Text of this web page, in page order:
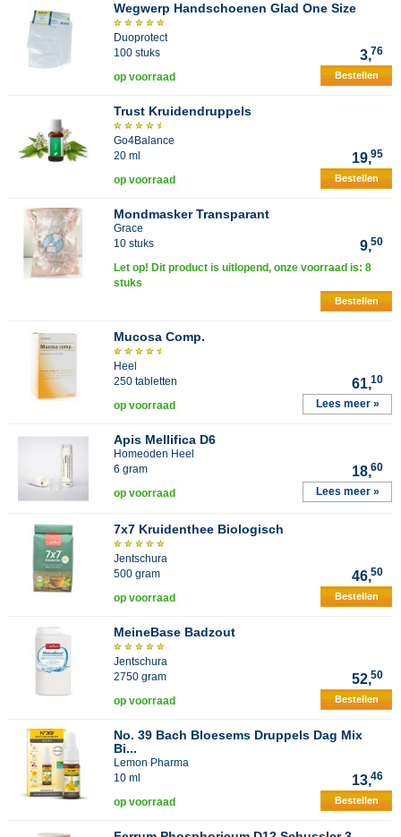
Wegwerp Handschoenen Glad One Size
Duoprotect
100 stuks
3,76
op voorraad Bestellen
Trust Kruidendruppels
Go4Balance
20 ml
19,95
op voorraad Bestellen
Mondmasker Transparant
Grace
10 stuks
9,50
Let op! Dit product is uitlopend, onze voorraad is: 8
stuks
Bestellen
Mucosa Comp.
Heel
250 tabletten
61,10
op voorraad Lees meer »
Apis Mellifica D6
Homeoden Heel
6 gram
18,60
op voorraad Lees meer »
7x7 Kruidenthee Biologisch
Jentschura
500 gram
46,50
op voorraad Bestellen
MeineBase Badzout
Jentschura
2750 gram
52,50
op voorraad Bestellen
No. 39 Bach Bloesems Druppels Dag Mix
Bi...
Lemon Pharma
10 ml
13,46
op voorraad Bestellen